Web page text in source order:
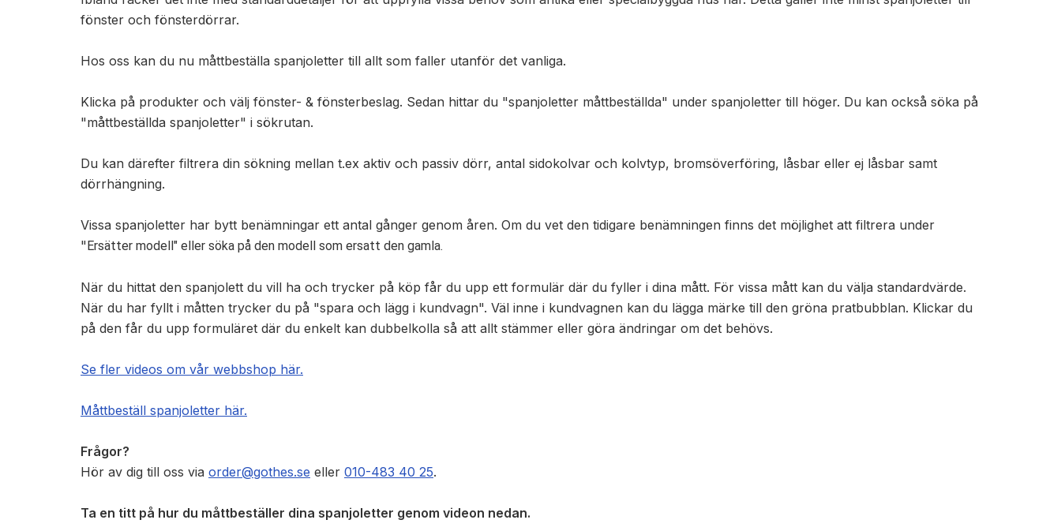
fönster och fönsterdörrar.
Hos oss kan du nu måttbeställa spanjoletter till allt som faller utanför det vanliga.
Klicka på produkter och välj fönster- & fönsterbeslag. Sedan hittar du "spanjoletter måttbeställda" under spanjoletter till höger. Du kan också söka på
"måttbeställda spanjoletter" i sökrutan.
Du kan därefter filtrera din sökning mellan t.ex aktiv och passiv dörr, antal sidokolvar och kolvtyp, bromsöverföring, låsbar eller ej låsbar samt
dörrhängning.
Vissa spanjoletter har bytt benämningar ett antal gånger genom åren. Om du vet den tidigare benämningen finns det möjlighet att filtrera under
"Ersätter modell" eller söka på den modell som ersatt den gamla.
När du hittat den spanjolett du vill ha och trycker på köp får du upp ett formulär där du fyller i dina mått. För vissa mått kan du välja standardvärde.
När du har fyllt i måtten trycker du på "spara och lägg i kundvagn". Väl inne i kundvagnen kan du lägga märke till den gröna pratbubblan. Klickar du
på den får du upp formuläret där du enkelt kan dubbelkolla så att allt stämmer eller göra ändringar om det behövs.
Se fler videos om vår webbshop här.
Måttbeställ spanjoletter här.
Frågor?
Hör av dig till oss via order@gothes.se eller 010-483 40 25.
Ta en titt på hur du måttbeställer dina spanjoletter genom videon nedan.